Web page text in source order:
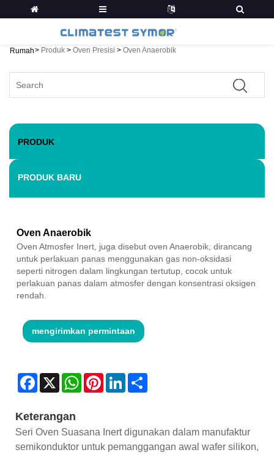
Rumah> Produk > Oven Presisi > Oven Anaerobik
PRODUK
PRODUK BARU
Oven Anaerobik
Oven Atmosfer Inert, juga disebut oven Anaerobik, dirancang
untuk perlakuan panas menggunakan gas non-oksidasi
seperti nitrogen dalam lingkungan tertutup, cocok untuk
perlakuan panas dalam atmosfer dengan konsentrasi oksigen
rendah.
mengirimkan permintaan
Facebook
X WhatsAppPinterestLinkedIn
Keterangan
Seri Oven Suasana Inert digunakan dalam manufaktur
semikonduktor untuk pemanggangan awal wafer silikon,